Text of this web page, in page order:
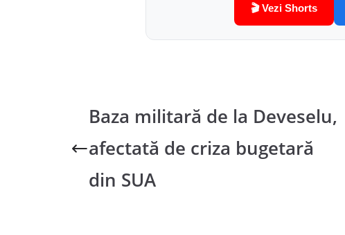
🎬 Vezi Shorts
Baza militară de la Deveselu,
afectată de criza bugetară
din SUA